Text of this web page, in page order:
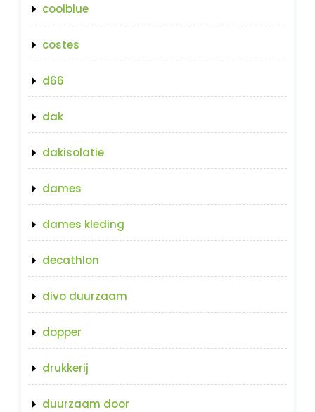
coolblue
costes
d66
dak
dakisolatie
dames
dames kleding
decathlon
divo duurzaam
dopper
drukkerij
duurzaam door